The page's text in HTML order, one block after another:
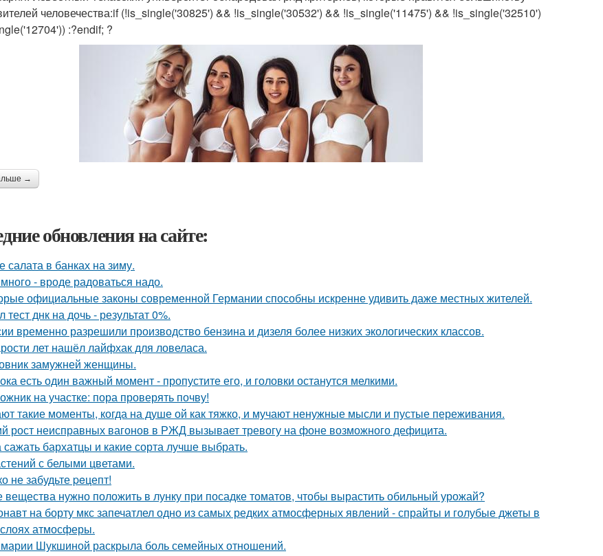
человечества:if (!is_single('30825') && !is_single('30532') && !is_single('11475') && !is_single('32510')
:?endif; ?
→
обновления на сайте:
салата в банках на зиму.
- вроде радоваться надо.
официальные законы современной Германии способны искренне удивить даже местных жителей.
тест днк на дочь - результат 0%.
временно разрешили производство бензина и дизеля более низких экологических классов.
лет нашёл лайфхак для ловеласа.
замужней женщины.
есть один важный момент - пропустите его, и головки останутся мелкими.
на участке: пора проверять почву!
такие моменты, когда на душе ой как тяжко, и мучают ненужные мысли и пустые переживания.
рост неисправных вагонов в РЖД вызывает тревогу на фоне возможного дефицита.
сажать бархатцы и какие сорта лучше выбрать.
с белыми цветами.
не забудьте peцепт!
вещества нужно положить в лунку при посадке томатов, чтобы вырастить обильный урожай?
на борту мкс запечатлел одно из самых редких атмосферных явлений - спрайты и голубые джеты в
атмосферы.
Шукшиной раскрыла боль семейных отношений.